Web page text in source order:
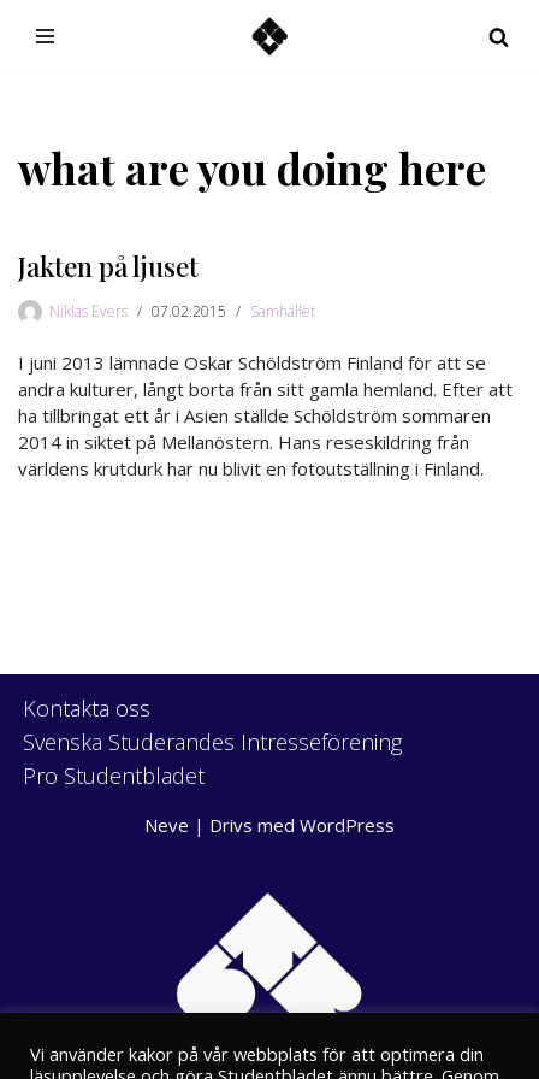
what are you doing here
Jakten på ljuset
Niklas Evers 07.02.2015 Samhället
I juni 2013 lämnade Oskar Schöldström Finland för att se
andra kulturer, långt borta från sitt gamla hemland. Efter att
ha tillbringat ett år i Asien ställde Schöldström sommaren
2014 in siktet på Mellanöstern. Hans reseskildring från
världens krutdurk har nu blivit en fotoutställning i Finland.
Kontakta oss
Svenska Studerandes Intresseförening
Pro Studentbladet
Neve | Drivs med WordPress
Vi använder kakor på vår webbplats för att optimera din